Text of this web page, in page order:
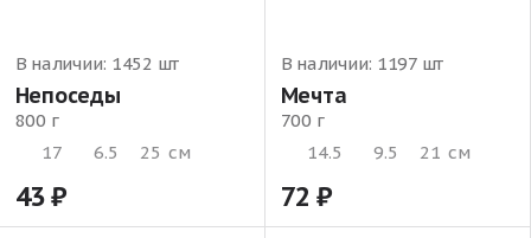
В наличии: 1452 шт
Непоседы
800 г
17
6.5 25 см
43
В наличии: 1197 шт
Мечта
700 г
14.5
9.5 21 см
72